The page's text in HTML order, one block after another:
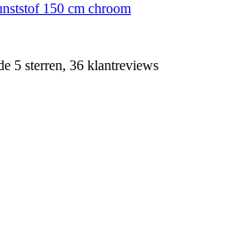
150 cm chroom
5 sterren, 36 klantreviews